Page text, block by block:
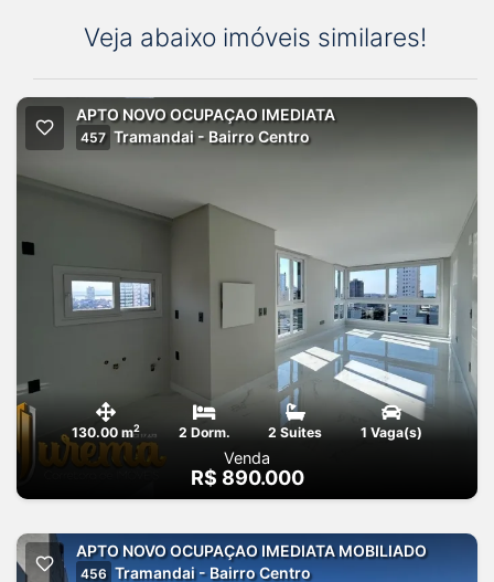
Veja abaixo imóveis similares!
APTO NOVO OCUPAÇAO IMEDIATA
457 Tramandai - Bairro Centro
130.00 m2 2 Dorm. 2 Suites 1 Vaga(s)
Venda
R$ 890.000
APTO NOVO OCUPAÇAO IMEDIATA MOBILIADO
456 Tramandai - Bairro Centro